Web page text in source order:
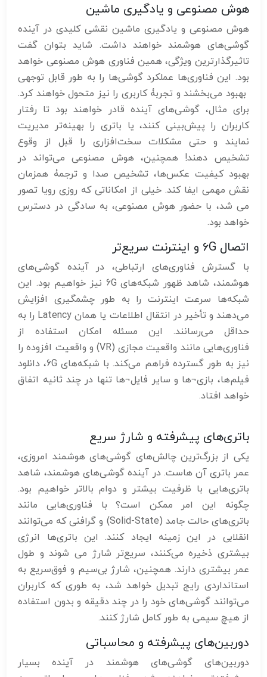
هوش مصنوعی و یادگیری ماشین
هوش مصنوعی و یادگیری ماشین نقشی کلیدی در آینده
گوشی‌های هوشمند خواهند داشت. شاید بتوان گفت
تاثیرگذارترین ویژگی، همین فناوری هوش مصنوعی خواهد
بود. این فناوری‌ها عملکرد گوشی‌ها را به طور قابل توجهی
بهبود می‌بخشند و تجربۀ کاربری را نیز متحول خواهند کرد.
برای مثال، گوشی‌های آینده قادر خواهند بود تا رفتار
کاربران را پیش‌بینی کنند، یا باتری را بهینه‌تر مدیریت
نمایند و حتی مشکلات سخت‌افزاری را قبل از وقوع
تشخیص دهند! همچنین، هوش مصنوعی می‌تواند در
بهبود کیفیت عکس‌ها، تشخیص صدا و ترجمۀ همزمان
نقش مهمی ایفا کند. خیلی از امکاناتی که روزی رویا تصور
می شد، با حضور هوش مصنوعی، به سادگی در دسترس
خواهد بود.
اتصال 6G و اینترنت سریع‌تر
با گسترش فناوری‌های ارتباطی، در آینده گوشی‌های
هوشمند، شاهد ظهور شبکه‌های 6G نیز خواهیم بود. این
شبکه‌ها سرعت اینترنت را به طور چشمگیری افزایش
می‌دهند و تأخیر در انتقال اطلاعات یا همان Latency را به
حداقل می‌رسانند. این مسئله امکان استفاده از
فناوری‌هایی مانند واقعیت مجازی (VR) و واقعیت افزوده را
نیز به طور گسترده فراهم می‌کند. با شبکه‌های 6G، دانلود
فیلم‌ها، بازی¬ها و سایر فایل¬ها تنها در چند ثانیه اتفاق
خواهد افتاد.
باتری‌های پیشرفته و شارژ سریع
یکی از بزرگ‌ترین چالش‌های گوشی‌های هوشمند امروزی،
عمر باتری آن هاست. در آینده گوشی‌های هوشمند، شاهد
باتری‌هایی با ظرفیت بیشتر و دوام بالاتر خواهیم بود.
چگونه این امر ممکن است؟ با فناوری‌هایی مانند
باتری‌های حالت جامد (Solid-State) و گرافنی که می‌توانند
انقلابی در این زمینه ایجاد کنند. این باتری‌ها انرژی
بیشتری ذخیره می‌کنند، سریع‌تر شارژ می شوند و طول
عمر بیشتری دارند. همچنین، شارژ بی‌سیم و فوق‌سریع به
استانداردی رایج تبدیل خواهد شد، به طوری که کاربران
می‌توانند گوشی‌های خود را در چند دقیقه و بدون استفاده
از هیچ سیمی به طور کامل شارژ کنند.
دوربین‌های پیشرفته و محاسباتی
دوربین‌های گوشی‌های هوشمند در آینده بسیار